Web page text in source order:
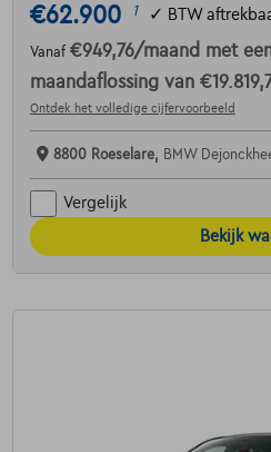
€62.900 1 ✓ BTW
Vanaf €949,76/maand met
maandaflossing van
Ontdek het volledige cijfervoorbeeld
8800 Roeselare, BMW
Vergelijk
Bekijk